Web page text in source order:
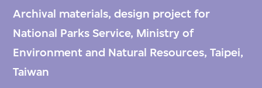
Archival materials, design project for
National Parks Service, Ministry of
Environment and Natural Resources, Taipei,
Taiwan